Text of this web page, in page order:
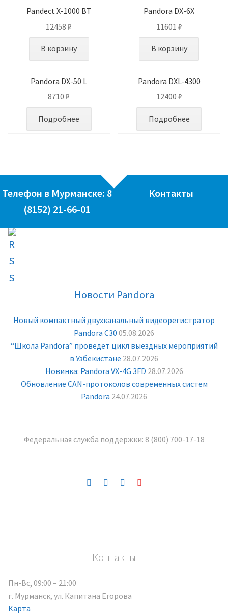
Pandect X-1000 BT
12458₽
В корзину
Pandora DX-6X
11601 ₽
В корзину
Pandora DX-50 L
8710₽
Подробнее
Pandora DXL-4300
12400 ₽
Подробнее
Телефон в Мурманске: 8
(8152) 21-66-01
Контакты
Новости Pandora
Новый компактный двухканальный видеорегистратор
Pandora С30 05.08.2026
“Школа Pandora” проведет цикл выездных мероприятий
в Узбекистане 28.07.2026
Новинка: Pandora VX-4G 3FD 28.07.2026
Обновление CAN-протоколов современных систем
Pandora 24.07.2026
Федеральная служба поддержки: 8 (800) 700-17-18
Контакты
Пн-Вс, 09:00 – 21:00
г. Мурманск, ул. Капитана Егорова
Карта